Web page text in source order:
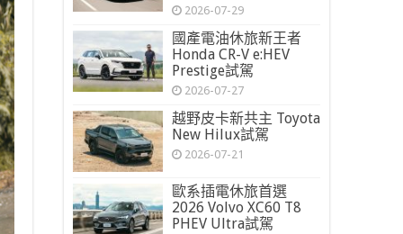
2026-07-29
國產電油休旅新王者
Honda CR-V e:HEV
Prestige試駕
2026-07-27
越野皮卡新共主 Toyota
New Hilux試駕
2026-07-21
歐系插電休旅首選
2026 Volvo XC60 T8
PHEV Ultra試駕